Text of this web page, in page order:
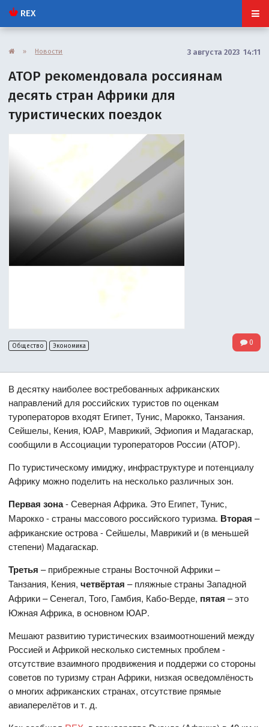
REX
» Новости 3 августа 2023 14:11
АТОР рекомендовала россиянам
десять стран Африки для
туристических поездок
Общество Экономика 0
В десятку наиболее востребованных африканских
направлений для российских туристов по оценкам
туроператоров входят Египет, Тунис, Марокко, Танзания.
Сейшелы, Кения, ЮАР, Маврикий, Эфиопия и Мадагаскар,
сообщили в Ассоциации туроператоров России (АТОР).
По туристическому имиджу, инфраструктуре и потенциалу
Африку можно поделить на несколько различных зон.
Первая зона- Северная Африка. Это Египет, Тунис,
Марокко - страны массового российского туризма. Вторая –
африканские острова - Сейшелы, Маврикий и (в меньшей
степени) Мадагаскар.
Третья– прибрежные страны Восточной Африки –
Танзания, Кения,четвёртая– пляжные страны Западной
Африки – Сенегал, Того, Гамбия, Кабо-Верде, пятая – это
Южная Африка, в основном ЮАР.
Мешают развитию туристических взаимоотношений между
Россией и Африкой несколько системных проблем -
отсутствие взаимного продвижения и поддержи со стороны
советов по туризму стран Африки, низкая осведомлёность
о многих африканских странах, отсутствие прямые
авиаперелётов и т. д.